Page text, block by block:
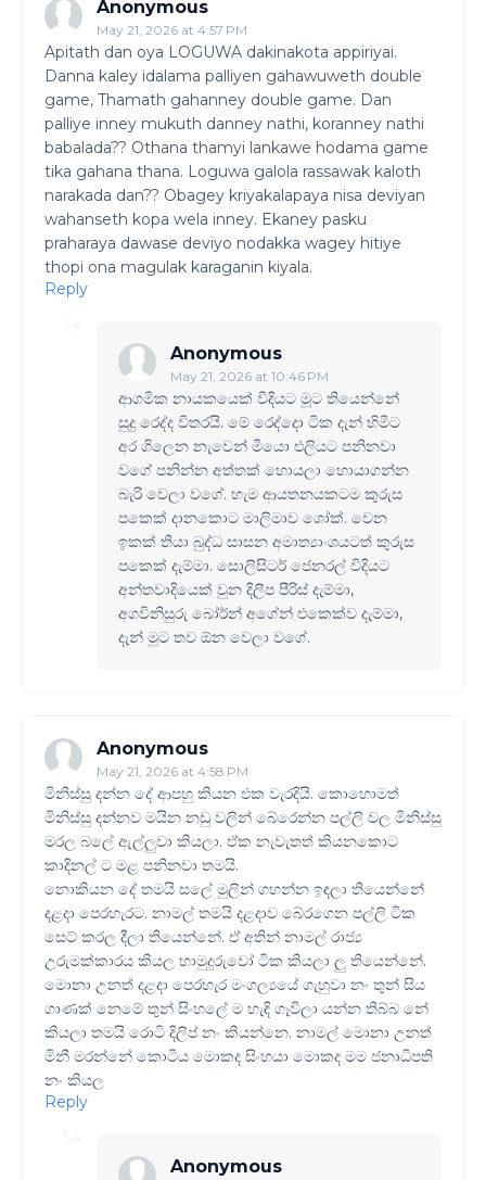
Anonymous
May 21, 2026 at 4:57 PM
Apitath dan oya LOGUWA dakinakota appiriyai.
Danna kaley idalama palliyen gahawuweth double
game, Thamath gahanney double game. Dan
palliye inney mukuth danney nathi, koranney nathi
babalada?? Othana thamyi lankawe hodama game
tika gahana thana. Loguwa galola rassawak kaloth
narakada dan?? Obagey kriyakalapaya nisa deviyan
wahanseth kopa wela inney. Ekaney pasku
praharaya dawase deviyo nodakka wagey hitiye
thopi ona magulak karaganin kiyala.
Reply
Anonymous
May 21, 2026 at 10:46 PM
ආගමික නායකයෙක් විදියට මූට තියෙන්නේ
සුදු රෙද්ද විතරයි. මේ රෙද්දො ටික දැන් හිමීට
අර ගිලෙන නැවෙන් මීයො එලියට පනිනවා
වගේ පනින්න අත්තක් හොයලා හොයාගන්න
බැරි වෙලා වගේ. හැම ආයතනයකටම කුරුස
පකෙක් දානකොට මාලිමාව ශෝක්. වෙන
ඉකක් තියා බුද්ධ සාසන අමාත්‍යාංශයටත් කුරුස
පකෙක් දැම්මා. සොලිසිටර් ජෙනරල් විදියට
අන්තවාදියෙක් වුන දිලීප පීරිස් දැම්මා,
අගවිනිසුරු බෝර්න් අගේන් එකෙක්ව දැම්මා,
දැන් මූට තව ඕන වෙලා වගේ.
Anonymous
May 21, 2026 at 4:58 PM
මිනිස්සු දන්න දේ ආපහු කියන එක වැරදියි. කොහොමත්
මිනිස්සු දන්නව මයින නඩු වලින් බේරෙන්න පල්ලි වල මිනිස්සු
මරල බලේ ඇල්ලුවා කියලා. ඒක නැවැතත් කියනකොට
කාදිනල් ට මළ පනිනවා තමයි.
නොකියන දේ තමයි සලේ මුලින් ගහන්න ඉඳලා තියෙන්නේ
දළදා පෙරහැරට. නාමල් තමයි දළදාව බේරගෙන පල්ලි ටික
සෙට් කරල දීලා තියෙන්නේ. ඒ අතින් නාමල් රාජ්‍ය
උරුමක්කාරය කියල හාමුදුරුවෝ ටික කියලා ලු තියෙන්නේ.
මොනා උනත් දළදා පෙරහැර මංගල්‍යයේ ගැහුවා නං තුන් සිය
ගාණක් නෙමේ තුන් සිංහලේ ම හැඳි ගෑවිලා යන්න තිබ්බ නේ
කියලා තමයි රොටි දිලිප් නං කියන්නෙ. නාමල් මොනා උනත්
මිනී මරන්නේ කොටිය මොකද සිංහයා මොකද මම ජනාධිපති
නං කියල
Reply
Anonymous